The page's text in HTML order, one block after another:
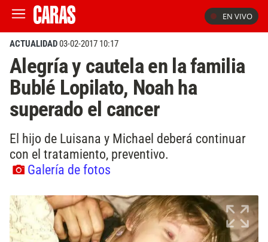
EN VIVO
ACTUALIDAD03-02-2017 10:17
Alegría y cautela en la familia
Bublé Lopilato, Noah ha
superado el cancer
El hijo de Luisana y Michael deberá continuar
con el tratamiento, preventivo.
Galería de fotos